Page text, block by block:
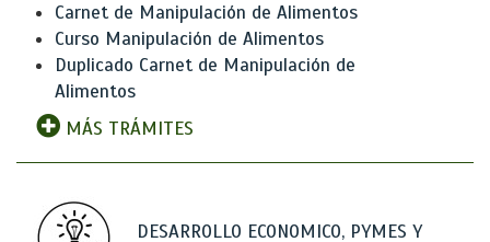
Carnet de Manipulación de Alimentos
Curso Manipulación de Alimentos
Duplicado Carnet de Manipulación de
Alimentos
MÁS TRÁMITES
DESARROLLO ECONOMICO, PYMES Y